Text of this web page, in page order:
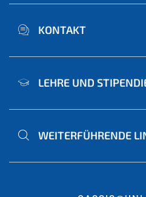
KONTAKT
LEHRE UND
WEITERFÜHRENDE